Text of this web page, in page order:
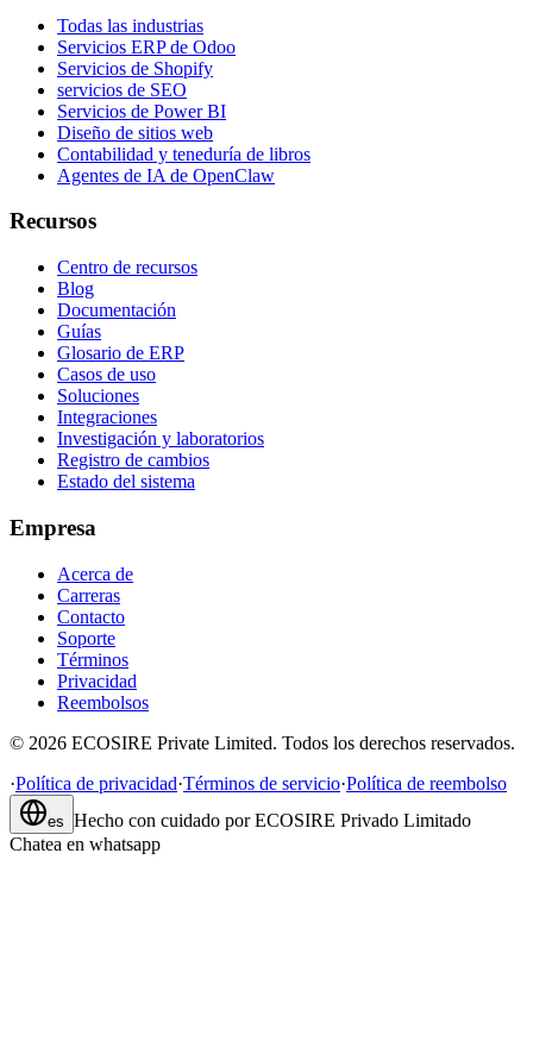
Todas las industrias
Servicios ERP de Odoo
Servicios de Shopify
servicios de SEO
Servicios de Power BI
Diseño de sitios web
Contabilidad y teneduría de libros
Agentes de IA de OpenClaw
Recursos
Centro de recursos
Blog
Documentación
Guías
Glosario de ERP
Casos de uso
Soluciones
Integraciones
Investigación y laboratorios
Registro de cambios
Estado del sistema
Empresa
Acerca de
Carreras
Contacto
Soporte
Términos
Privacidad
Reembolsos
© 2026 ECOSIRE Private Limited. Todos los derechos reservados.
·Política de privacidad·Términos de servicio·Política de reembolso
es Hecho con cuidado por ECOSIRE Privado Limitado
Chatea en whatsapp